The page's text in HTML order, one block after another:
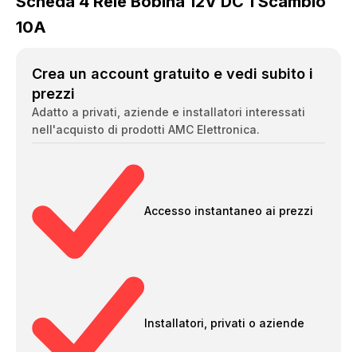
10A
Crea un account gratuito e vedi subito i
prezzi
Adatto a privati, aziende e installatori interessati
nell'acquisto di prodotti AMC Elettronica.
Accesso instantaneo ai prezzi
Installatori, privati o aziende